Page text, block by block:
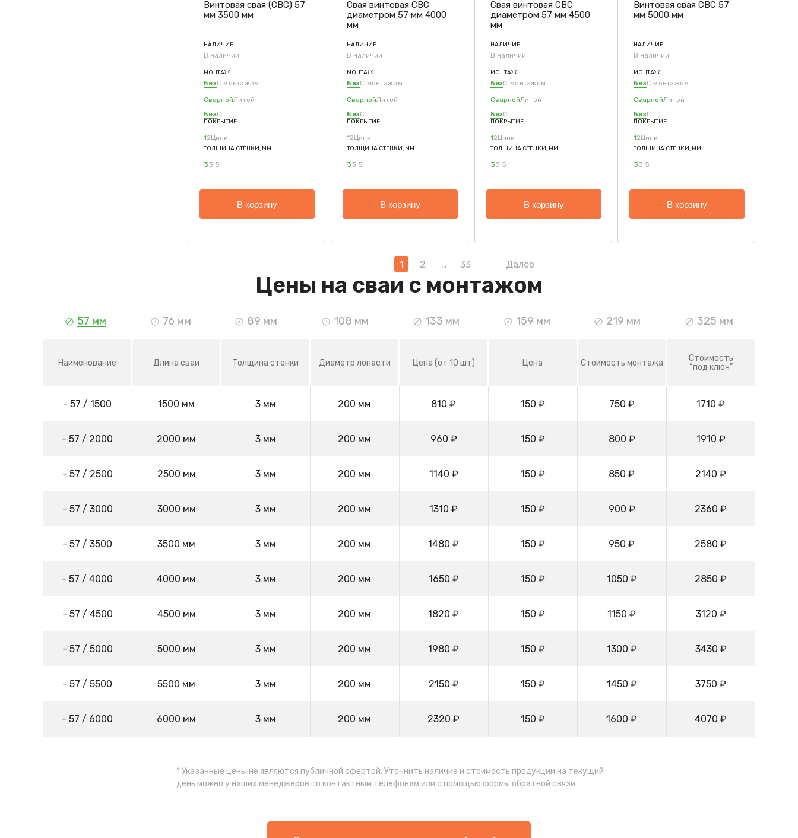
Винтовая свая (СВС) 57
мм 3500 мм
НАЛИЧИЕ
В наличии
МОНТАЖ
БезС монтажом
СварнойЛитой
БезС
ПОКРЫТИЕ
12Цинк
ТОЛЩИНА СТЕНКИ, ММ
33.5
В корзину
Свая винтовая СВС
диаметром 57 мм 4000
мм
НАЛИЧИЕ
В наличии
МОНТАЖ
БезС монтажом
СварнойЛитой
БезС
ПОКРЫТИЕ
12Цинк
ТОЛЩИНА СТЕНКИ, ММ
33.5
В корзину
Свая винтовая СВС
диаметром 57 мм 4500
мм
НАЛИЧИЕ
В наличии
МОНТАЖ
БезС монтажом
СварнойЛитой
БезС
ПОКРЫТИЕ
12Цинк
ТОЛЩИНА СТЕНКИ, ММ
33.5
В корзину
Винтовая свая СВС 57
мм 5000 мм
НАЛИЧИЕ
В наличии
МОНТАЖ
БезС монтажом
СварнойЛитой
БезС
ПОКРЫТИЕ
12Цинк
ТОЛЩИНА СТЕНКИ, ММ
33.5
В корзину
Пагинация
записей
1 2 … 33 Далее
Цены на сваи с монтажом
57 мм 76 мм 89 мм 108 мм 133 мм 159 мм 219 мм 325 мм
Наименование Длина сваи Толщина стенки Диаметр лопасти Цена (от 10 шт) Цена Стоимость монтажа
Стоимость
“под ключ”
- 57 / 1500 1500 мм 3 мм 200 мм 810 ₽ 150 ₽ 750 ₽ 1710 ₽
- 57 / 2000 2000 мм 3 мм 200 мм 960 ₽ 150 ₽ 800 ₽ 1910 ₽
- 57 / 2500 2500 мм 3 мм 200 мм 1140 ₽ 150 ₽ 850 ₽ 2140 ₽
- 57 / 3000 3000 мм 3 мм 200 мм 1310 ₽ 150 ₽ 900 ₽ 2360 ₽
- 57 / 3500 3500 мм 3 мм 200 мм 1480 ₽ 150 ₽ 950 ₽ 2580 ₽
- 57 / 4000 4000 мм 3 мм 200 мм 1650 ₽ 150 ₽ 1050 ₽ 2850 ₽
- 57 / 4500 4500 мм 3 мм 200 мм 1820 ₽ 150 ₽ 1150 ₽ 3120 ₽
- 57 / 5000 5000 мм 3 мм 200 мм 1980 ₽ 150 ₽ 1300 ₽ 3430 ₽
- 57 / 5500 5500 мм 3 мм 200 мм 2150 ₽ 150 ₽ 1450 ₽ 3750 ₽
- 57 / 6000 6000 мм 3 мм 200 мм 2320 ₽ 150 ₽ 1600 ₽ 4070 ₽
* Указанные цены не являются публичной офертой. Уточнить наличие и стоимость продукции на текущий
день можно у наших менеджеров по контактным телефонам или с помощью формы обратной связи